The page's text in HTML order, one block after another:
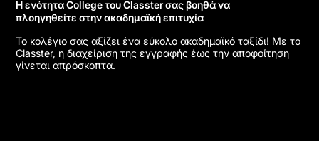
Η ενότητα College του Classter σας βοηθά να
πλοηγηθείτε στην ακαδημαϊκή επιτυχία
Το κολέγιο σας αξίζει ένα εύκολο ακαδημαϊκό ταξίδι! Με το
Classter, η διαχείριση της εγγραφής έως την αποφοίτηση
γίνεται απρόσκοπτα.